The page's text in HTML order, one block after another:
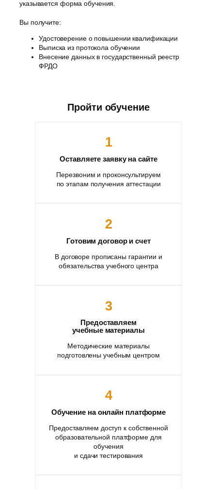
указывается форма обучения.
Вы получите:
Удостоверение о повышении квалификации
Выписка из протокола обучении
Внесение данных в государственный реестр
ФРДО
Пройти обучение
1
Оставляете заявку на сайте
Перезвоним и проконсультируем
по этапам получения аттестации
2
Готовим договор и счет
В договоре прописаны гарантии и
обязательства учебного центра
3
Предоставляем
учебные материалы
Методические материалы
подготовлены учебным центром
4
Обучение на онлайн платформе
Предоставляем доступ к собственной
образовательной платформе для
обучения
и сдачи тестирования